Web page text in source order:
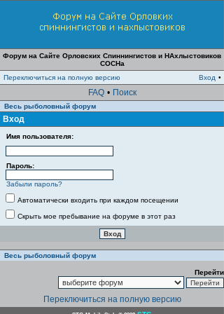
Форум на Сайте Орловских Спиннингистов и НАхлыстовиков
СОСНа
Переключиться на полную версию
Вход •
FAQ • Поиск
Весь рыболовный форум
Вход
Имя пользователя:
Пароль:
Забыли пароль?
Автоматически входить при каждом посещении
Скрыть мое пребывание на форуме в этот раз
Весь рыболовный форум
Перейти
Переключиться на полную версию